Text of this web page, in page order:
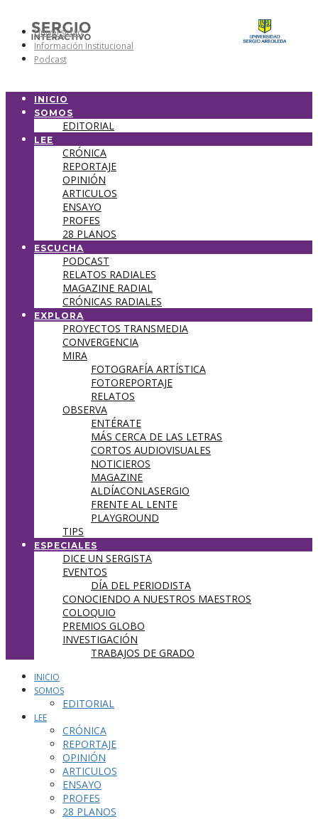
Universidad
Información Institucional
Podcast
INICIO
SOMOS
EDITORIAL
LEE
CRÓNICA
REPORTAJE
OPINIÓN
ARTICULOS
ENSAYO
PROFES
28 PLANOS
ESCUCHA
PODCAST
RELATOS RADIALES
MAGAZINE RADIAL
CRÓNICAS RADIALES
EXPLORA
PROYECTOS TRANSMEDIA
CONVERGENCIA
MIRA
FOTOGRAFÍA ARTÍSTICA
FOTOREPORTAJE
RELATOS
OBSERVA
ENTÉRATE
MÁS CERCA DE LAS LETRAS
CORTOS AUDIOVISUALES
NOTICIEROS
MAGAZINE
ALDÍACONLASERGIO
FRENTE AL LENTE
PLAYGROUND
TIPS
ESPECIALES
DICE UN SERGISTA
EVENTOS
DÍA DEL PERIODISTA
CONOCIENDO A NUESTROS MAESTROS
COLOQUIO
PREMIOS GLOBO
INVESTIGACIÓN
TRABAJOS DE GRADO
INICIO
SOMOS
EDITORIAL
LEE
CRÓNICA
REPORTAJE
OPINIÓN
ARTICULOS
ENSAYO
PROFES
28 PLANOS